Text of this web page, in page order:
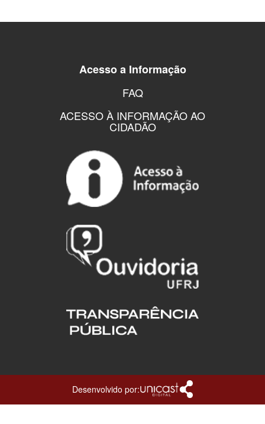
Acesso a Informação
FAQ
ACESSO À INFORMAÇÃO AO
CIDADÃO
Desenvolvido por: